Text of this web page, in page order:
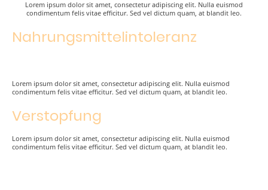
Lorem ipsum dolor sit amet, consectetur adipiscing elit. Nulla euismod
condimentum felis vitae efficitur. Sed vel dictum quam, at blandit leo.
Nahrungsmittelintoleranz
Lorem ipsum dolor sit amet, consectetur adipiscing elit. Nulla euismod
condimentum felis vitae efficitur. Sed vel dictum quam, at blandit leo.
Verstopfung
Lorem ipsum dolor sit amet, consectetur adipiscing elit. Nulla euismod
condimentum felis vitae efficitur. Sed vel dictum quam, at blandit leo.